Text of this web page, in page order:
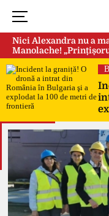
Nici Alexandra nu a
Manolache!
după doi ani de